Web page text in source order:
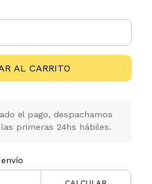
AL CARRITO
el pago, despachamos
primeras 24hs hábiles.